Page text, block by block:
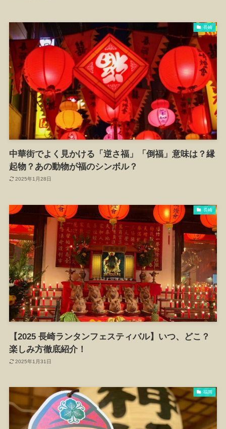
長崎
中華街でよく見かける「逆さ福」「倒福」意味は？縁
起物？あの動物が福のシンボル？
2025年1月28日
長崎
【2025 長崎ランタンフェスティバル】いつ、どこ？
楽しみ方徹底紹介！
2025年1月31日
福岡